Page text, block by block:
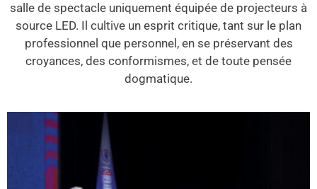
salle de spectacle uniquement équipée de projecteurs à
source LED. Il cultive un esprit critique, tant sur le plan
professionnel que personnel, en se préservant des
croyances, des conformismes, et de toute pensée
dogmatique.